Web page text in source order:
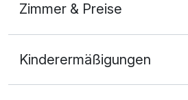
Zimmer & Preise
2 Erwachsene und 1 Kind
Kinderermäßigungen